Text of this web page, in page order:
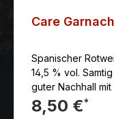
Care
Spanischer
14,5 % vol.
guter Nachhall
8,50 €*